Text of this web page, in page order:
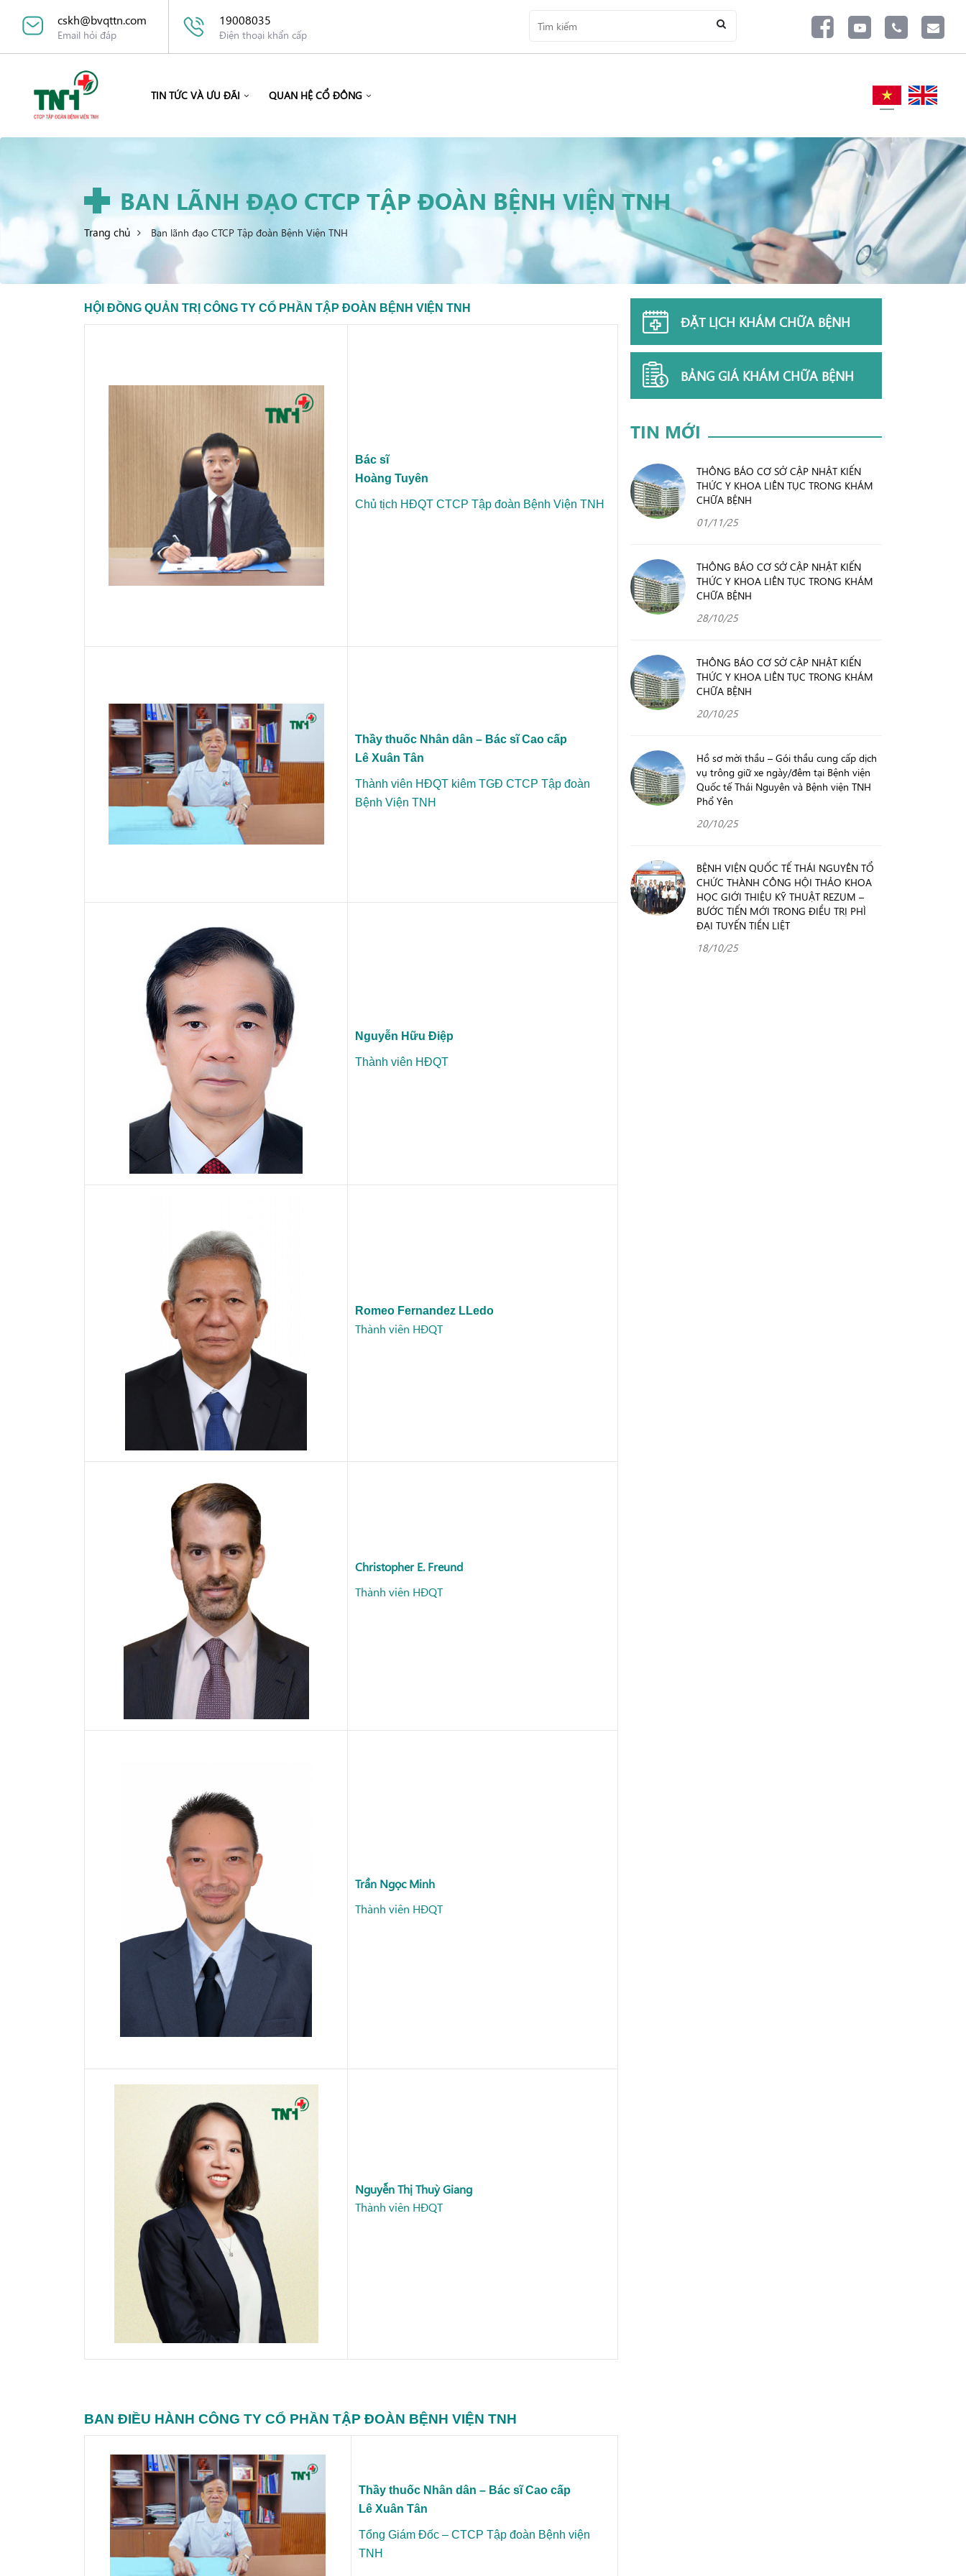
cskh@bvqttn.com
Email hỏi đáp
19008035
Điện thoại khẩn cấp
TIN TỨC VÀ ƯU ĐÃI QUAN HỆ CỔ ĐÔNG
BAN LÃNH ĐẠO CTCP TẬP ĐOÀN BỆNH VIỆN TNH
Trang chủ Ban lãnh đạo CTCP Tập đoàn Bệnh Viện TNH
HỘI ĐỒNG QUẢN TRỊ CÔNG TY CỔ PHẦN TẬP ĐOÀN BỆNH VIỆN TNH
Bác sĩ
Hoàng Tuyên
Chủ tịch HĐQT CTCP Tập đoàn Bệnh Viện TNH
Thầy thuốc Nhân dân – Bác sĩ Cao cấp
Lê Xuân Tân
Thành viên HĐQT kiêm TGĐ CTCP Tập đoàn
Bệnh Viện TNH
Nguyễn Hữu Điệp
Thành viên HĐQT
Romeo Fernandez LLedo
Thành viên HĐQT
Christopher E. Freund
Thành viên HĐQT
Trần Ngọc Minh
Thành viên HĐQT
Nguyễn Thị Thuỳ Giang
Thành viên HĐQT
BAN ĐIỀU HÀNH CÔNG TY CỔ PHẦN TẬP ĐOÀN BỆNH VIỆN TNH
Thầy thuốc Nhân dân – Bác sĩ Cao cấp
Lê Xuân Tân
Tổng Giám Đốc – CTCP Tập đoàn Bệnh viện
TNH
ĐẶT LỊCH KHÁM CHỮA BỆNH
BẢNG GIÁ KHÁM CHỮA BỆNH
TIN MỚI
THÔNG BÁO CƠ SỞ CẬP NHẬT KIẾN
THỨC Y KHOA LIÊN TỤC TRONG KHÁM
CHỮA BỆNH
01/11/25
THÔNG BÁO CƠ SỞ CẬP NHẬT KIẾN
THỨC Y KHOA LIÊN TỤC TRONG KHÁM
CHỮA BỆNH
28/10/25
THÔNG BÁO CƠ SỞ CẬP NHẬT KIẾN
THỨC Y KHOA LIÊN TỤC TRONG KHÁM
CHỮA BỆNH
20/10/25
Hồ sơ mời thầu – Gói thầu cung cấp dịch
vụ trông giữ xe ngày/đêm tại Bệnh viện
Quốc tế Thái Nguyên và Bệnh viện TNH
Phổ Yên
20/10/25
BỆNH VIỆN QUỐC TẾ THÁI NGUYÊN TỔ
CHỨC THÀNH CÔNG HỘI THẢO KHOA
HỌC GIỚI THIỆU KỸ THUẬT REZUM –
BƯỚC TIẾN MỚI TRONG ĐIỀU TRỊ PHÌ
ĐẠI TUYẾN TIỀN LIỆT
18/10/25